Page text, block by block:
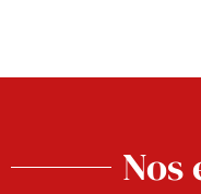
Nos